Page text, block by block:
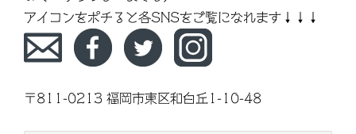
アイコンをポチると各SNSをご覧になれます↓↓↓
〒811-0213 福岡市東区和白丘1-10-48